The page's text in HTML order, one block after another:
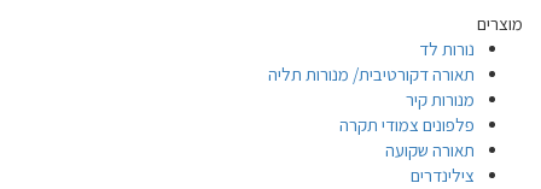
מוצרים
נורות לד
תאורה דקורטיבית/ מנורות תליה
מנורות קיר
פלפונים צמודי תקרה
תאורה שקועה
צילינדרים